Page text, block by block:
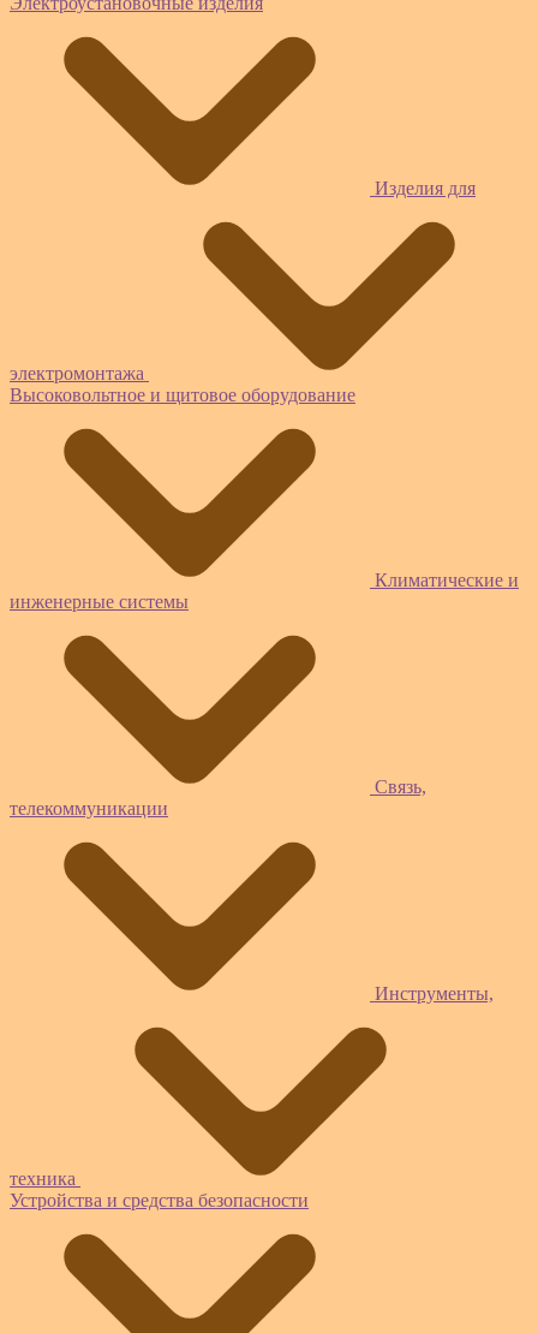
Изделия для
электромонтажа
Высоковольтное и щитовое оборудование
Климатические и
инженерные системы
Связь,
телекоммуникации
Инструменты,
техника
Устройства и средства безопасности